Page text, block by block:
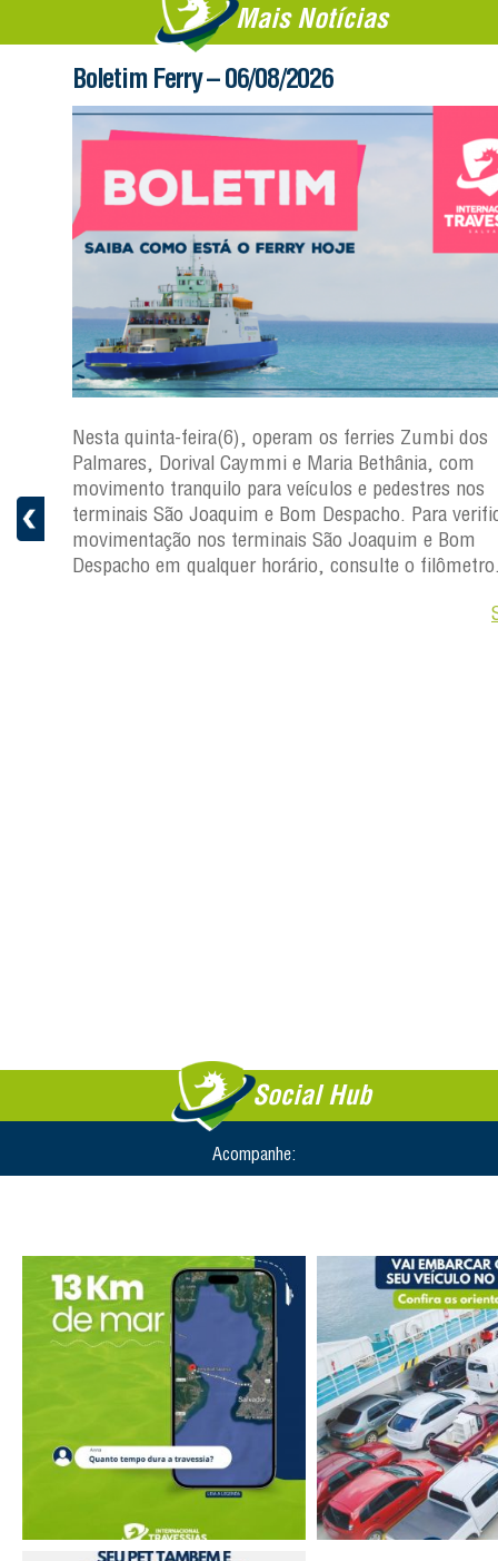
Mais Notícias
Boletim Ferry – 06/08/2026
Nesta quinta-feira(6), operam os ferries Zumbi dos
Palmares, Dorival Caymmi e Maria Bethânia, com
movimento tranquilo para veículos e pedestres nos
terminais São Joaquim e Bom Despacho. Para
movimentação nos terminais São Joaquim e Bom
Despacho em qualquer horário, consulte o
Social Hub
Acompanhe: